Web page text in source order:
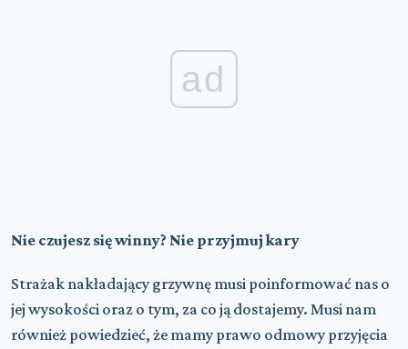
ad
Nie czujesz się winny? Nie przyjmuj kary
Strażak nakładający grzywnę musi poinformować nas o
jej wysokości oraz o tym, za co ją dostajemy. Musi nam
również powiedzieć, że mamy prawo odmowy przyjęcia